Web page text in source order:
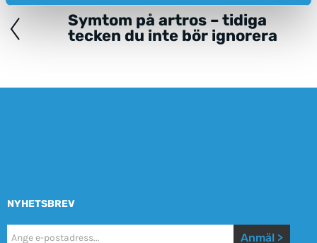
Symtom på artros – tidiga
tecken du inte bör ignorera
NYHETSBREV
Nyhetsbrev
Anmäl >